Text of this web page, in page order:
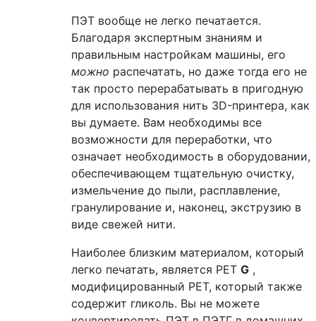
ПЭТ вообще не легко печатается.
Благодаря экспертным знаниям и
правильным настройкам машины, его
можно распечатать, но даже тогда его не
так просто перерабатывать в пригодную
для использования нить 3D-принтера, как
вы думаете. Вам необходимы все
возможности для переработки, что
означает необходимость в оборудовании,
обеспечивающем тщательную очистку,
измельчение до пыли, расплавление,
гранулирование и, наконец, экструзию в
виде свежей нити.
Наиболее близким материалом, который
легко печатать, является PET G ,
модифицированный PET, который также
содержит гликоль. Вы не можете